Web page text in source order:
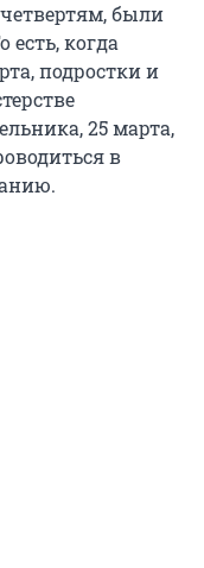
были
есть, когда
подростки и
25 марта,
в